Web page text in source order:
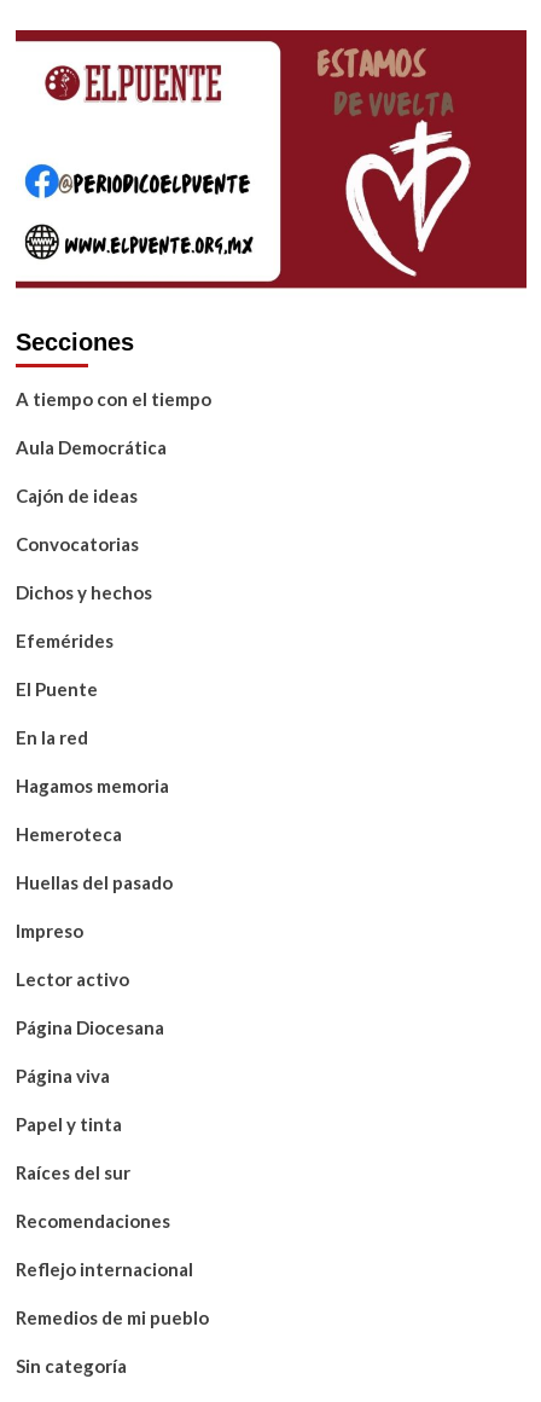
Secciones
A tiempo con el tiempo
Aula Democrática
Cajón de ideas
Convocatorias
Dichos y hechos
Efemérides
El Puente
En la red
Hagamos memoria
Hemeroteca
Huellas del pasado
Impreso
Lector activo
Página Diocesana
Página viva
Papel y tinta
Raíces del sur
Recomendaciones
Reflejo internacional
Remedios de mi pueblo
Sin categoría